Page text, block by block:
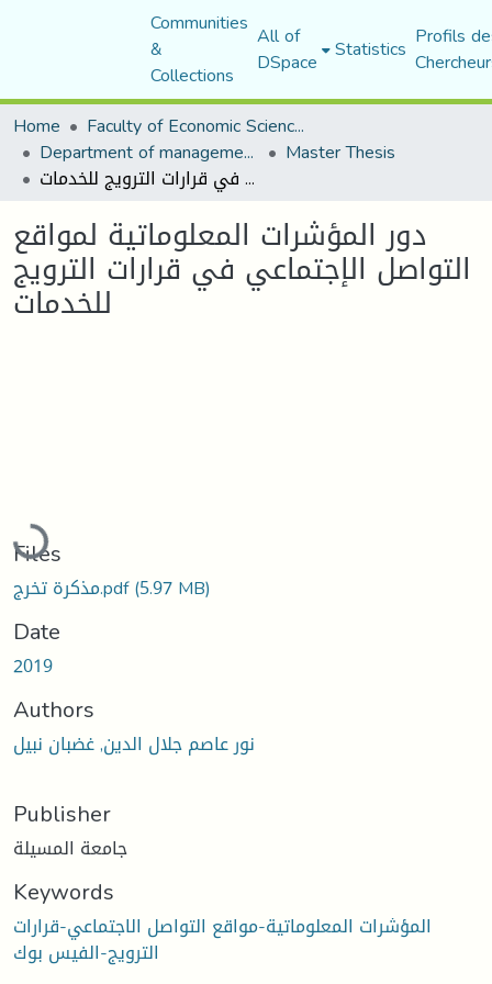
Communities
&
Collections
All of
DSpace Statistics Profils
Home
Faculty of Economic Sciences, Commerce and Management Sciences
Department of management sciences Master Thesis
دور المؤشرات المعلوماتية لمواقع التواصل الإجتماعي في قرارات الترويج للخدمات
دور المؤشرات المعلوماتية لمواقع
التواصل الإجتماعي في قرارات الترويج
للخدمات
Loading...
Files
مذكرة تخرج.pdf(5.97 MB)
Date
2019
Authors
نور عاصم جلال الدين, غضبان نبيل
Publisher
جامعة المسيلة
Keywords
المؤشرات المعلوماتية-مواقع التواصل الاجتماعي-قرارات
الترويج-الفيس بوك